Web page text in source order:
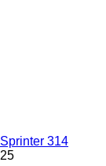
Sprinter 314
25